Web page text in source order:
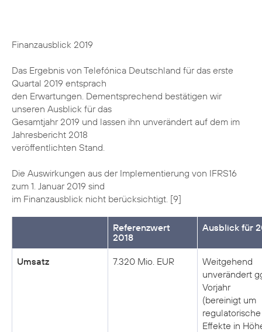
Finanzausblick 2019
Das Ergebnis von Telefónica Deutschland für das erste
Quartal 2019 entsprach
den Erwartungen. Dementsprechend bestätigen wir
unseren Ausblick für das
Gesamtjahr 2019 und lassen ihn unverändert auf dem im
Jahresbericht 2018
veröffentlichten Stand.
Die Auswirkungen aus der Implementierung von IFRS16
zum 1. Januar 2019 sind
im Finanzausblick nicht berücksichtigt. [9]
Referenzwert
2018
Ausblick für
Umsatz 7.320 Mio. EUR
Weitgehend
unverändert
Vorjahr
(bereinigt um
regulatorische
Effekte in